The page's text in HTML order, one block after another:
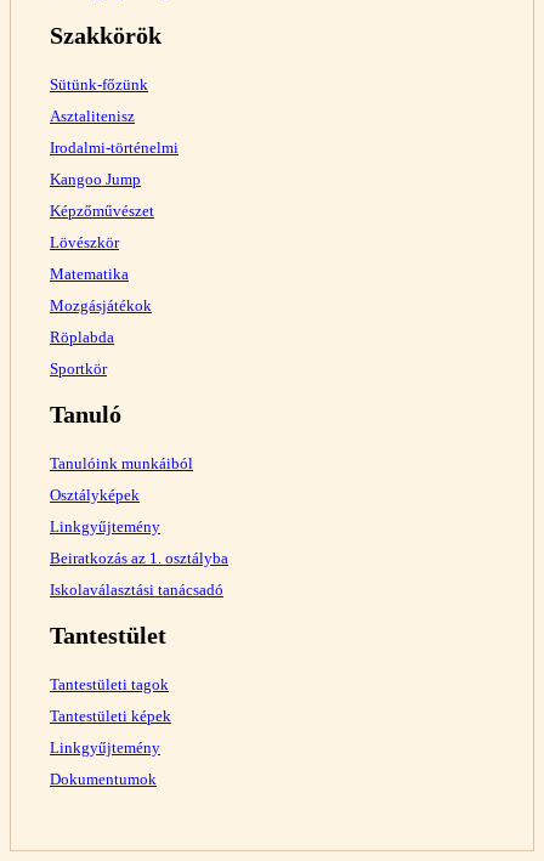
Szakkörök
Sütünk-főzünk
Asztalitenisz
Irodalmi-történelmi
Kangoo Jump
Képzőművészet
Lövészkör
Matematika
Mozgásjátékok
Röplabda
Sportkör
Tanuló
Tanulóink munkáiból
Osztályképek
Linkgyűjtemény
Beiratkozás az 1. osztályba
Iskolaválasztási tanácsadó
Tantestület
Tantestületi tagok
Tantestületi képek
Linkgyűjtemény
Dokumentumok